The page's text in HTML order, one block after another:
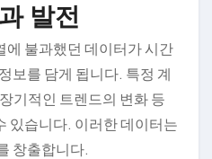
발전
에 불과했던 데이터가 시간
보를 담게 됩니다. 특정 계
기적인 트렌드의 변화 등
있습니다. 이러한 데이터는
창출합니다.